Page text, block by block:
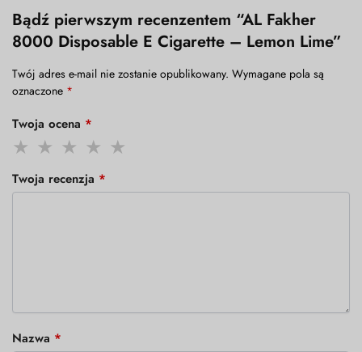
Bądź pierwszym recenzentem “AL Fakher
8000 Disposable E Cigarette – Lemon Lime”
Twój adres e-mail nie zostanie opublikowany. Wymagane pola są
oznaczone *
Twoja ocena *
Twoja recenzja *
Nazwa *